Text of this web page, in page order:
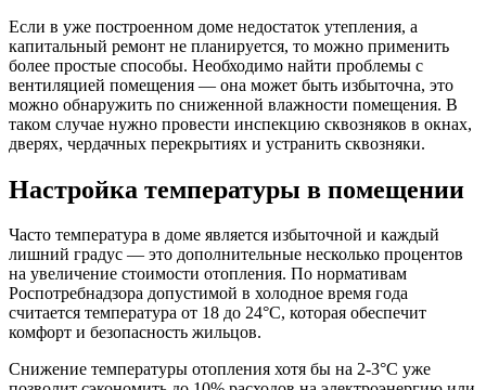
Если в уже построенном доме недостаток утепления, а
капитальный ремонт не планируется, то можно применить
более простые способы. Необходимо найти проблемы с
вентиляцией помещения — она может быть избыточна, это
можно обнаружить по сниженной влажности помещения. В
таком случае нужно провести инспекцию сквозняков в окнах,
дверях, чердачных перекрытиях и устранить сквозняки.
Настройка температуры в помещении
Часто температура в доме является избыточной и каждый
лишний градус — это дополнительные несколько процентов
на увеличение стоимости отопления. По нормативам
Роспотребнадзора допустимой в холодное время года
считается температура от 18 до 24°С, которая обеспечит
комфорт и безопасность жильцов.
Снижение температуры отопления хотя бы на 2-3°С уже